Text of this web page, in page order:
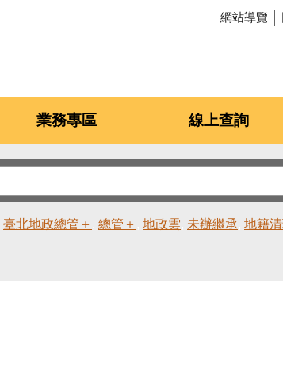
網站導覽
業務專區 線上查詢
臺北地政總管＋ 總管＋ 地政雲 未辦繼承 地籍